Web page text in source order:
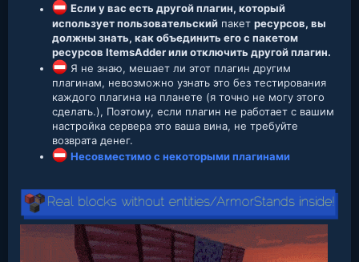
Если у вас есть другой плагин, который
использует пользовательский пакет ресурсов, вы
должны знать, как объединить его с пакетом
ресурсов ItemsAdder или отключить другой плагин.
Я не знаю, мешает ли этот плагин другим
плагинам, невозможно узнать это без тестирования
каждого плагина на планете (я точно не могу этого
сделать.), Поэтому, если плагин не работает с вашим
настройка сервера это ваша вина, не требуйте
возврата денег.
Несовместимо с некоторыми плагинами